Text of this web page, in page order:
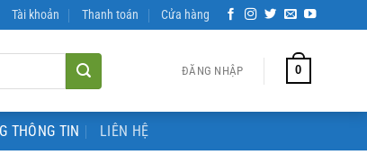
Tài khoản Thanh toán Cửa hàng
ĐĂNG NHẬP 0
THÔNG TIN LIÊN HỆ